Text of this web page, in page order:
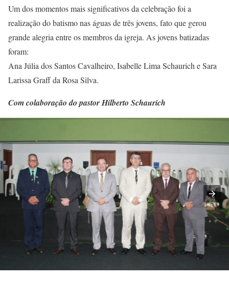
Um dos momentos mais significativos da celebração foi a
realização do batismo nas águas de três jovens, fato que gerou
grande alegria entre os membros da igreja. As jovens batizadas
foram:
Ana Júlia dos Santos Cavalheiro, Isabelle Lima Schaurich e Sara
Larissa Graff da Rosa Silva.
Com colaboração do pastor Hilberto Schaurich